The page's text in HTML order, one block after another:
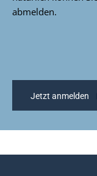
abmelden.
Jetzt anmelden